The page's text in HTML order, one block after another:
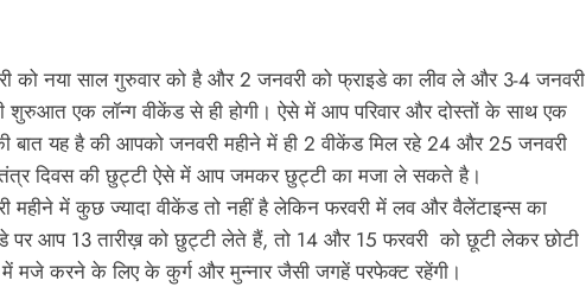
को नया साल गुरुवार को है और 2 जनवरी को फ्राइडे का लीव ले और 3-4 जनवरी
शुरुआत एक लॉन्ग वीकेंड से ही होगी। ऐसे में आप परिवार और दोस्तों के साथ एक
यह है की आपको जनवरी महीने में ही 2 वीकेंड मिल रहे 24 और 25 जनवरी
दिवस की छुट्टी ऐसे में आप जमकर छुट्टी का मजा ले सकते है।
महीने में कुछ ज्यादा वीकेंड तो नहीं है लेकिन फरवरी में लव और वैलेंटाइन्स का
डे पर आप 13 तारीख़ को छुट्टी लेते हैं, तो 14 और 15 फरवरी को छूटी लेकर छोटी
में मजे करने के लिए के कुर्ग और मुन्नार जैसी जगहें परफेक्ट रहेंगी।